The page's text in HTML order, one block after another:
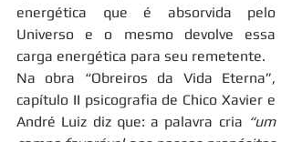
energética que é absorvida pelo
Universo e o mesmo devolve essa
carga energética para seu remetente.
Na obra “Obreiros da Vida Eterna”,
capítulo II psicografia de Chico Xavier e
André Luiz diz que: a palavra cria “um